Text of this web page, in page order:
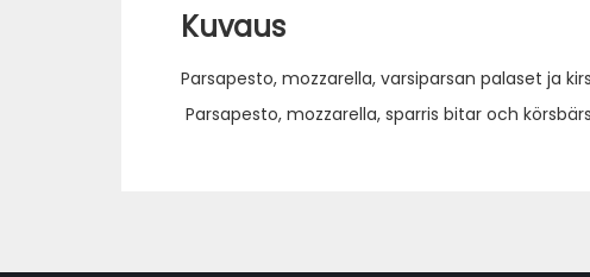
Kuvaus
Parsapesto, mozzarella, varsiparsan palaset ja
Parsapesto, mozzarella, sparris bitar och